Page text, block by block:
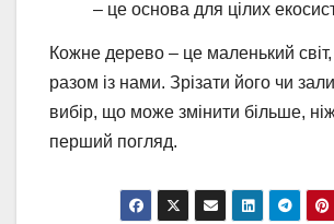
– це основа для цілих
Кожне дерево – це маленький
разом із нами. Зрізати його чи
вибір, що може змінити більше,
перший погляд.